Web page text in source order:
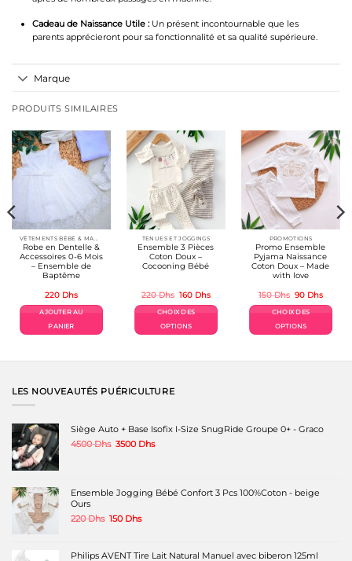
Cadeau de Naissance Utile :Un présent incontournable que les
parents apprécieront pour sa fonctionnalité et sa qualité supérieure.
Marque
PRODUITS SIMILAIRES
Robe en Dentelle &
Accessoires 0-6 Mois
– Ensemble de
Baptême
220 Dhs
AJOUTER AU
PANIER
TENUES ET JOGGINGS
Ensemble 3 Pièces
Coton Doux –
Cocooning Bébé
220Dhs Le
initial
était :
220 Dhs.
160 DhsLe
actuel
CHOIX DES
OPTIONS
a
être
du
PROMOTIONS
Promo Ensemble
Pyjama Naissance
Coton Doux – Made
with love
150Dhs Le
initial
était :
150 Dhs.
90 DhsLe
actuel
CHOIX DES
OPTIONS
a
être
du
LES NOUVEAUTÉS PUÉRICULTURE
Siège Auto + Base Isofix I-Size SnugRide Groupe 0+ - Graco
4500Dhs Le
3500 DhsLe
3500 Dhs.
Ensemble Jogging Bébé Confort 3 Pcs 100%Coton - beige
Ours
220Dhs Le
était :
150 DhsLe
est :
Philips AVENT Tire Lait Natural Manuel avec biberon 125ml